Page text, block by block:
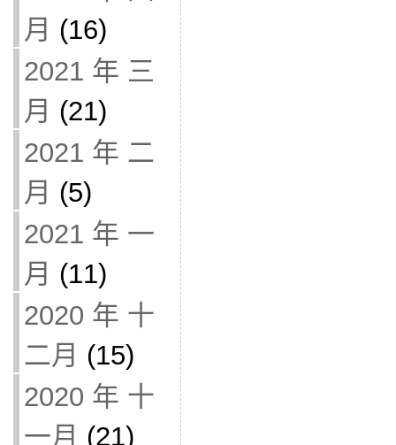
月 (16)
2021 年 三
月 (21)
2021 年 二
月 (5)
2021 年 一
月 (11)
2020 年 十
二月 (15)
2020 年 十
一月 (21)